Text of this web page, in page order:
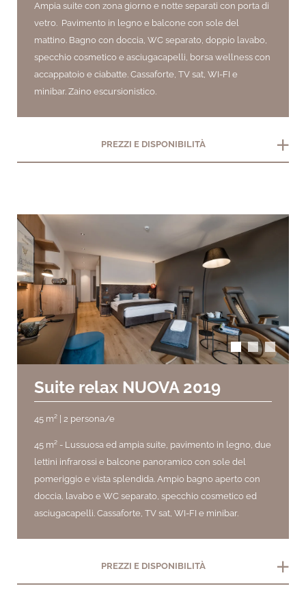
Ampia suite con zona giorno e notte separati con porta di
vetro. Pavimento in legno e balcone con sole del
mattino. Bagno con doccia, WC separato, doppio lavabo,
specchio cosmetico e asciugacapelli, borsa wellness con
accappatoio e ciabatte. Cassaforte, TV sat, WI-FI e
minibar. Zaino escursionistico.
PREZZI E DISPONIBILITÀ add
Suite relax NUOVA 2019
45 m² | 2 persona/e
45 m² - Lussuosa ed ampia suite, pavimento in legno, due
lettini infrarossi e balcone panoramico con sole del
pomeriggio e vista splendida. Ampio bagno aperto con
doccia, lavabo e WC separato, specchio cosmetico ed
asciugacapelli. Cassaforte, TV sat, WI-FI e minibar.
PREZZI E DISPONIBILITÀ add